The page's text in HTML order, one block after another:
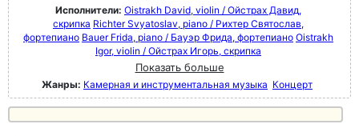
Исполнители: Oistrakh David, violin / Ойстрах Давид,
скрипка Richter Svyatoslav, piano / Рихтер Святослав,
фортепиано Bauer Frida, piano / Бауэр Фрида, фортепиано Oistrakh
Igor, violin / Ойстрах Игорь, скрипка
Показать больше
Жанры: Камерная и инструментальная музыка Концерт